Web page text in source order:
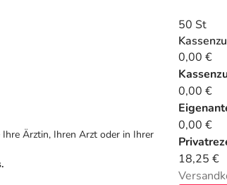
50 St
0,00 €
0,00 €
0,00 €
18,25 €
Ärztin, Ihren Arzt oder in Ihrer